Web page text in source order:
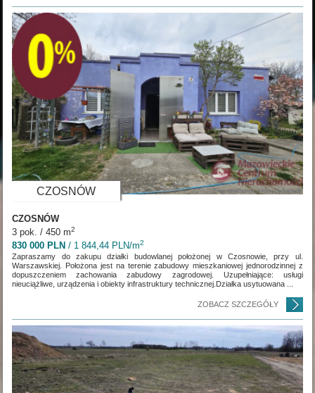
CZOSNÓW
CZOSNÓW
3 pok. / 450 m2
830 000 PLN / 1 844,44 PLN/m2
Zapraszamy do zakupu działki budowlanej położonej w Czosnowie, przy ul.
Warszawskiej. Położona jest na terenie zabudowy mieszkaniowej jednorodzinnej z
dopuszczeniem zachowania zabudowy zagrodowej. Uzupełniające: usługi
nieuciążliwe, urządzenia i obiekty infrastruktury technicznej.Działka usytuowana ...
ZOBACZ SZCZEGÓŁY